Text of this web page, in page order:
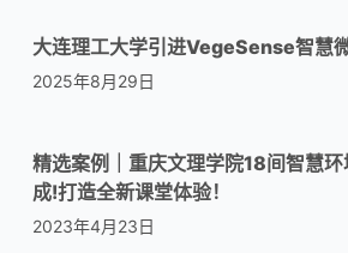
大连理工大学引进VegeSense智慧
2025年8月29日
精选案例｜重庆文理学院18间智慧
成!打造全新课堂体验！
2023年4月23日